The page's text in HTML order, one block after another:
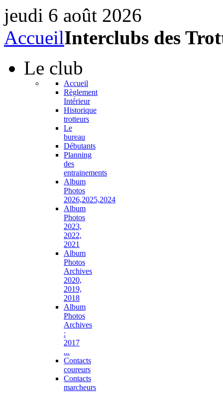
jeudi 6 août 2026
AccueilInterclubs des
Le club
Accueil
Règlement
Intérieur
Historique
trotteurs
Le
bureau
Débutants
Planning
des
entrainements
Album
Photos
2026,2025,2024
Album
Photos
2023,
2022,
2021
Album
Photos
Archives
2020,
2019,
2018
Album
Photos
Archives
:
2017
...
Contacts
coureurs
Contacts
marcheurs